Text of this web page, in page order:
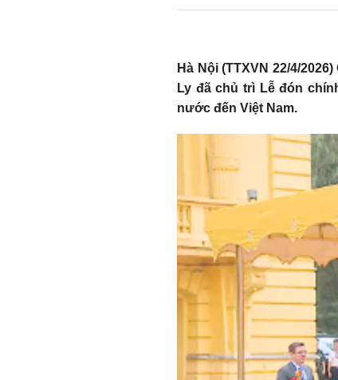
Hà Nội (TTXVN 22/4/
Ly đã chủ trì Lễ đón
nước đến Việt Nam.